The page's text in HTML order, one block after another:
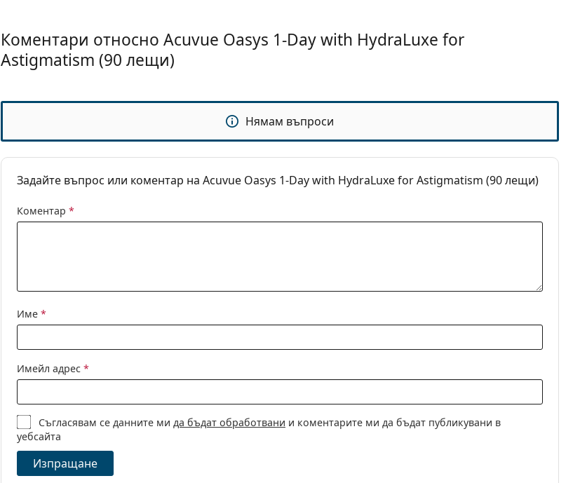
Срок на годност:
Най-малко 35 месеца
Опаковка
Лещи в кутия:
90
Категория:
Еднодневни лещи
Силикон-хидрогелови
Контактни лещи
Коментари относно Acuvue Oasys 1-Day with HydraLuxe for
Astigmatism (90 лещи)
Нямам въпроси
Задайте въпрос или коментар на Acuvue Oasys 1-Day with HydraLuxe for Astigmatism (90 лещи)
Коментар *
Име *
Имейл адрес *
Съгласявам се данните мида бъдат обработвани и коментарите ми да бъдат публикувани в
уебсайта
Изпращане